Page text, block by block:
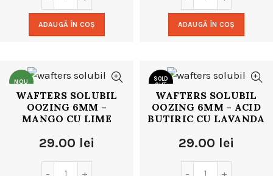
ADAUGĂ ÎN COȘ ADAUGĂ ÎN COȘ
NOU
WAFTERS SOLUBIL
OOZING 6MM –
MANGO CU LIME
29.00 lei
SOLD
OUT
NOU
WAFTERS SOLUBIL
OOZING 6MM – ACID
BUTIRIC CU LAVANDA
29.00 lei